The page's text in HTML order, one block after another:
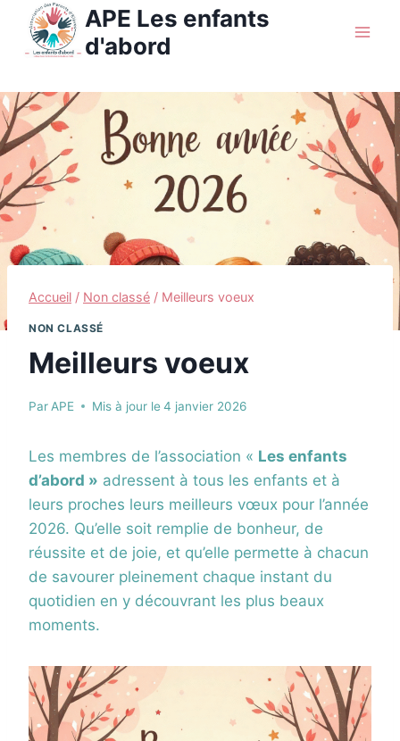
contenu
APE Les enfants
d'abord
Accueil / Non classé / Meilleurs voeux
NON CLASSÉ
Meilleurs voeux
Par APE Mis à jour le 4 janvier 2026
Les membres de l’association « Les enfants
d’abord » adressent à tous les enfants et à
leurs proches leurs meilleurs vœux pour l’année
2026. Qu’elle soit remplie de bonheur, de
réussite et de joie, et qu’elle permette à chacun
de savourer pleinement chaque instant du
quotidien en y découvrant les plus beaux
moments.